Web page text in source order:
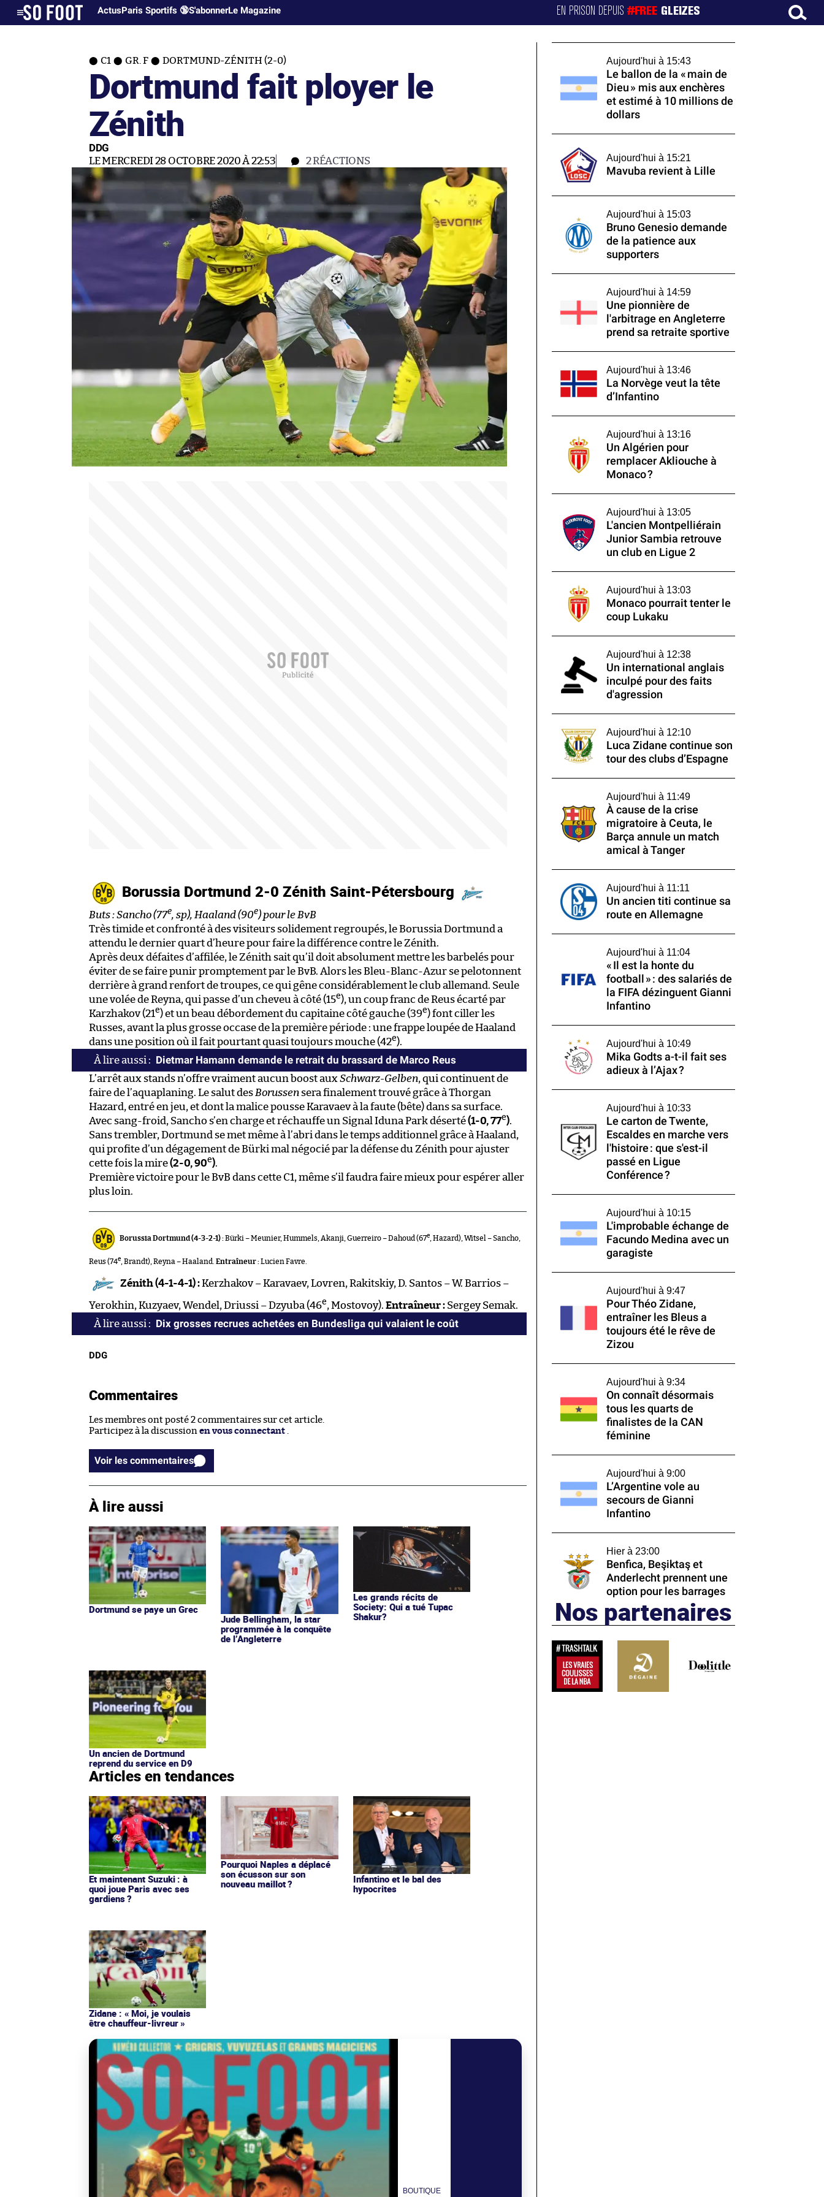
ActusParis Sportifs 🔞S'abonnerLe Magazine EN PRISON DEPUIS#FREE GLEIZES
C1 GR. F DORTMUND-ZÉNITH (2-0)
Dortmund fait ployer le
Zénith
DDG
LE MERCREDI 28 OCTOBRE 2020 À 22:53 2RÉACTIONS
Borussia Dortmund 2-0 Zénith Saint-Pétersbourg
Buts : Sancho (77e, sp), Haaland (90e) pour le BvB
Très timide et confronté à des visiteurs solidement regroupés, le Borussia Dortmund a
attendu le dernier quart d’heure pour faire la différence contre le Zénith.
Après deux défaites d’affilée, le Zénith sait qu’il doit absolument mettre les barbelés pour
éviter de se faire punir promptement par le BvB. Alors les Bleu-Blanc-Azur se pelotonnent
derrière à grand renfort de troupes, ce qui gêne considérablement le club allemand. Seule
une volée de Reyna, qui passe d’un cheveu à côté (15e), un coup franc de Reus écarté par
Karzhakov (21e) et un beau débordement du capitaine côté gauche (39e) font ciller les
Russes, avant la plus grosse occase de la première période : une frappe loupée de Haaland
dans une position où il fait pourtant quasi toujours mouche (42e).
Dietmar Hamann demande le retrait du brassard de Marco Reus
L’arrêt aux stands n’offre vraiment aucun boost aux Schwarz-Gelben, qui continuent de
faire de l’aquaplaning. Le salut des Borussen sera finalement trouvé grâce à Thorgan
Hazard, entré en jeu, et dont la malice pousse Karavaev à la faute (bête) dans sa surface.
Avec sang-froid, Sancho s’en charge et réchauffe un Signal Iduna Park déserté(1-0, 77e).
Sans trembler, Dortmund se met même à l’abri dans le temps additionnel grâce à Haaland,
qui profite d’un dégagement de Bürki mal négocié par la défense du Zénith pour ajuster
cette fois la mire(2-0, 90e).
Première victoire pour le BvB dans cette C1, même s’il faudra faire mieux pour espérer aller
plus loin.
Borussia Dortmund (4-3-2-1) : Bürki – Meunier, Hummels, Akanji, Guerreiro – Dahoud (67e , Hazard), Witsel – Sancho,
Reus (74e , Brandt), Reyna – Haaland. Entraîneur :Lucien Favre.
Zénith (4-1-4-1) :Kerzhakov – Karavaev, Lovren, Rakitskiy, D. Santos – W. Barrios –
Yerokhin, Kuzyaev, Wendel, Driussi – Dzyuba (46e, Mostovoy). Entraîneur : Sergey Semak.
Dix grosses recrues achetées en Bundesliga qui valaient le coût
DDG
Commentaires
Les membres ont posté 2 commentaires sur cet article.
Participez à la discussion en vous connectant .
Voir les commentaires
À lire aussi
Dortmund se paye un Grec
Jude Bellingham, la star
programmée à la conquête
de l’Angleterre
Les grands récits de
Society: Qui a tué Tupac
Shakur?
Un ancien de Dortmund
reprend du service en D9
Articles en tendances
Et maintenant Suzuki : à
quoi joue Paris avec ses
gardiens ?
Pourquoi Naples a déplacé
son écusson sur son
nouveau maillot ?
Infantino et le bal des
hypocrites
Zidane : « Moi, je voulais
être chauffeur-livreur »
BOUTIQUE
Aujourd'hui à 15:43
Le ballon de la « main de
Dieu » mis aux enchères
et estimé à 10 millions de
dollars
Aujourd'hui à 15:21
Mavuba revient à Lille
Aujourd'hui à 15:03
Bruno Genesio demande
de la patience aux
supporters
Aujourd'hui à 14:59
Une pionnière de
l'arbitrage en Angleterre
prend sa retraite sportive
Aujourd'hui à 13:46
La Norvège veut la tête
d’Infantino
Aujourd'hui à 13:16
Un Algérien pour
remplacer Akliouche à
Monaco ?
Aujourd'hui à 13:05
L'ancien Montpelliérain
Junior Sambia retrouve
un club en Ligue 2
Aujourd'hui à 13:03
Monaco pourrait tenter le
coup Lukaku
Aujourd'hui à 12:38
Un international anglais
inculpé pour des faits
d'agression
Aujourd'hui à 12:10
Luca Zidane continue son
tour des clubs d’Espagne
Aujourd'hui à 11:49
À cause de la crise
migratoire à Ceuta, le
Barça annule un match
amical à Tanger
Aujourd'hui à 11:11
Un ancien titi continue sa
route en Allemagne
Aujourd'hui à 11:04
« Il est la honte du
football » : des salariés de
la FIFA dézinguent Gianni
Infantino
Aujourd'hui à 10:49
Mika Godts a-t-il fait ses
adieux à l’Ajax ?
Aujourd'hui à 10:33
Le carton de Twente,
Escaldes en marche vers
l'histoire : que s'est-il
passé en Ligue
Conférence ?
Aujourd'hui à 10:15
L'improbable échange de
Facundo Medina avec un
garagiste
Aujourd'hui à 9:47
Pour Théo Zidane,
entraîner les Bleus a
toujours été le rêve de
Zizou
Aujourd'hui à 9:34
On connaît désormais
tous les quarts de
finalistes de la CAN
féminine
Aujourd'hui à 9:00
L’Argentine vole au
secours de Gianni
Infantino
Hier à 23:00
Benfica, Beşiktaş et
Anderlecht prennent une
option pour les barrages
Nos partenaires